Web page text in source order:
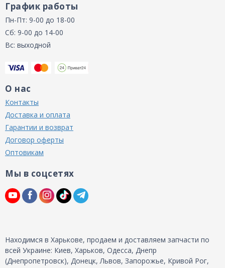
График работы
Пн-Пт: 9-00 до 18-00
Сб: 9-00 до 14-00
Вс: выходной
О нас
Контакты
Доставка и оплата
Гарантии и возврат
Договор оферты
Оптовикам
Мы в соцсетях
Находимся в Харькове, продаем и доставляем запчасти по
всей Украине: Киев, Харьков, Одесса, Днепр
(Днепропетровск), Донецк, Львов, Запорожье, Кривой Рог,